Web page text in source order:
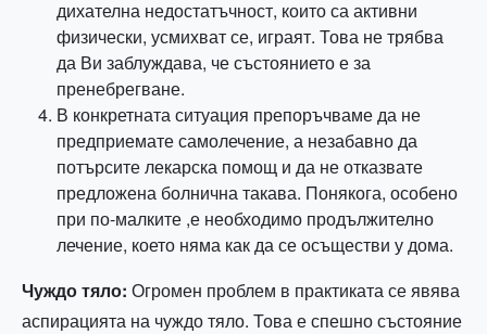
дихателна недостатъчност, които са активни
физически, усмихват се, играят. Това не трябва
да Ви заблуждава, че състоянието е за
пренебрегване.
В конкретната ситуация препоръчваме да не
предприемате самолечение, а незабавно да
потърсите лекарска помощ и да не отказвате
предложена болнична такава. Понякога, особено
при по-малките ,е необходимо продължително
лечение, което няма как да се осъществи у дома.
Чуждо тяло: Огромен проблем в практиката се явява
аспирацията на чуждо тяло. Това е спешно състояние